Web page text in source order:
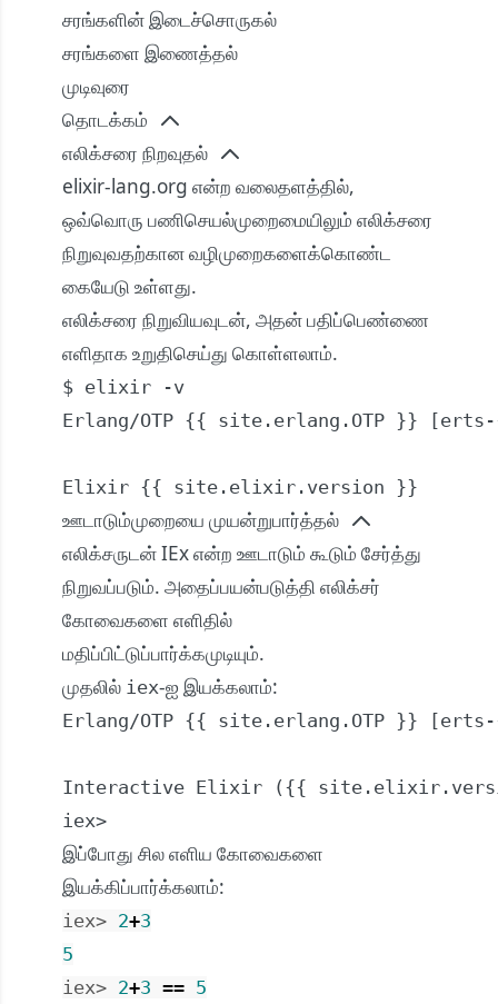
சரங்களின் இடைச்சொருகல்
சரங்களை இணைத்தல்
முடிவுரை
தொடக்கம்
எலிக்சரை நிறவுதல்
elixir-lang.org என்ற வலைதளத்தில்,
ஒவ்வொரு பணிசெயல்முறைமையிலும் எலிக்சரை
நிறுவுவதற்கானவழிமுறைகளைக்கொண்ட
கையேடு உள்ளது.
எலிக்சரை நிறுவியவுடன், அதன் பதிப்பெண்ணை
எளிதாக உறுதிசெய்து கொள்ளலாம்.
$ elixir -v
Erlang/OTP {{ site.erlang.OTP }}
Elixir {{ site.elixir.version }}
ஊடாடும்முறையை முயன்றுபார்த்தல்
எலிக்சருடன் IEx என்ற ஊடாடும் கூடும் சேர்த்து
நிறுவப்படும். அதைப்பயன்படுத்தி எலிக்சர்
கோவைகளை எளிதில்
மதிப்பிட்டுப்பார்க்கமுடியும்.
முதலில் iex-ஐ இயக்கலாம்:
Erlang/OTP {{ site.erlang.OTP }}
Interactive Elixir ({{
iex>
இப்போது சில எளிய கோவைகளை
இயக்கிப்பார்க்கலாம்:
iex> 2+3
5
iex> 2+3 == 5